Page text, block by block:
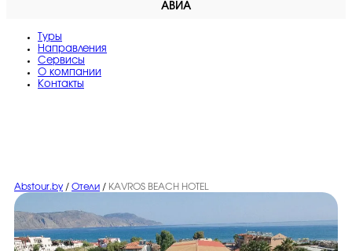
АВИА
Туры
Направления
Сервисы
O компании
Контакты
Abstour.by / Отели / KAVROS BEACH HOTEL